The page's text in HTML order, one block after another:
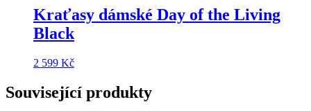
199 Kč. 550 Kč.
Kraťasy dámské Day of the Living
Black
2 599 Kč
Související produkty